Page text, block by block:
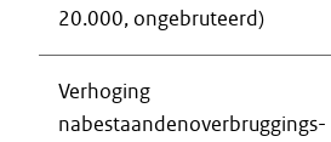
20.000, ongebruteerd)
Verhoging
nabestaandenoverbruggings-